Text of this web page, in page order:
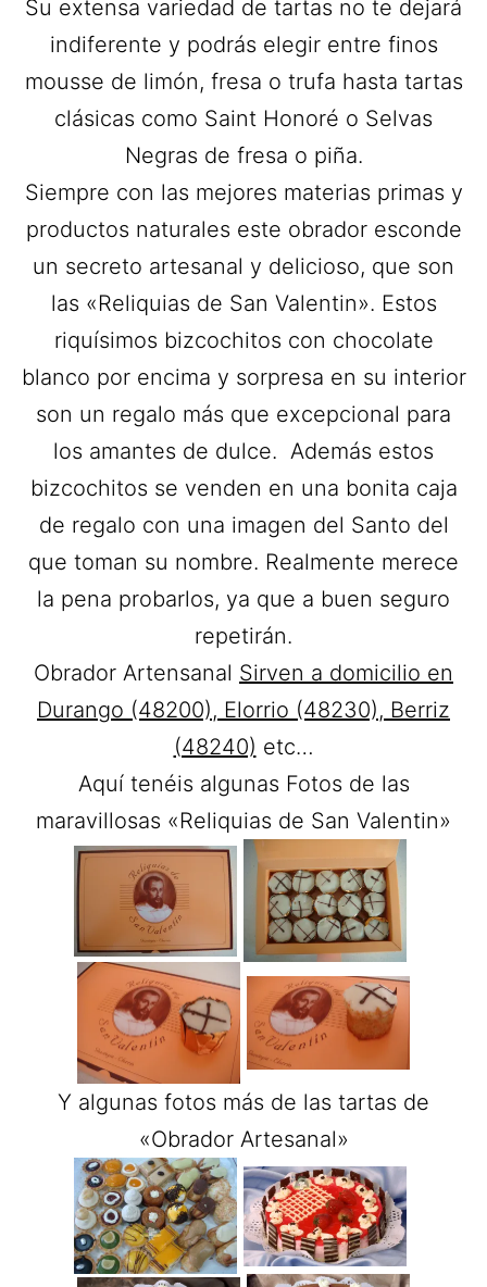
Su extensa variedad de tartas no te dejará
indiferente y podrás elegir entre finos
mousse de limón, fresa o trufa hasta tartas
clásicas como Saint Honoré o Selvas
Negras de fresa o piña.
Siempre con las mejores materias primas y
productos naturales este obrador esconde
un secreto artesanal y delicioso, que son
las «Reliquias de San Valentin». Estos
riquísimos bizcochitos con chocolate
blanco por encima y sorpresa en su interior
son un regalo más que excepcional para
los amantes de dulce. Además estos
bizcochitos se venden en una bonita caja
de regalo con una imagen del Santo del
que toman su nombre. Realmente merece
la pena probarlos, ya que a buen seguro
repetirán.
Obrador Artensanal Sirven a domicilio en
Durango (48200), Elorrio (48230), Berriz
(48240) etc…
Aquí tenéis algunas Fotos de las
maravillosas «Reliquias de San Valentin»
Y algunas fotos más de las tartas de
«Obrador Artesanal»